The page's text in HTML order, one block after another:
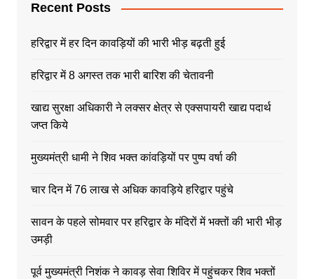
Recent Posts
हरिद्वार में हर दिन कावड़ियों की भारी भीड़ बढ़ती हुई
हरिद्वार में 8 अगस्त तक भारी बारिश की चेतावनी
खाद्य सुरक्षा अधिकारी ने लक्सर क्षेत्र से एक्सपायरी खाद्य पदार्थ
जप्त किये
मुख्यमंत्री धामी ने शिव भक्त कांवड़ियों पर पुष्प वर्षा की
चार दिन में 76 लाख से अधिक कावड़िये हरिद्वार पहुंचे
सावन के पहले सोमवार पर हरिद्वार के मंदिरों में भक्तों की भारी भीड़
उमड़ी
पूर्व मुख्यमंत्री निशंक ने कावड़ सेवा शिविर में पहुंचकर शिव भक्तों